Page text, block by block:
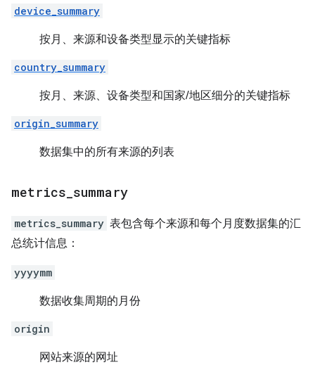
device_summary
按月、来源和设备类型显示的关键指标
country_summary
按月、来源、设备类型和国家/地区细分的关键指标
origin_summary
数据集中的所有来源的列表
metrics summary
metrics_summary 表包含每个来源和每个月度数据集的汇
总统计信息：
yyyymm
数据收集周期的月份
origin
网站来源的网址